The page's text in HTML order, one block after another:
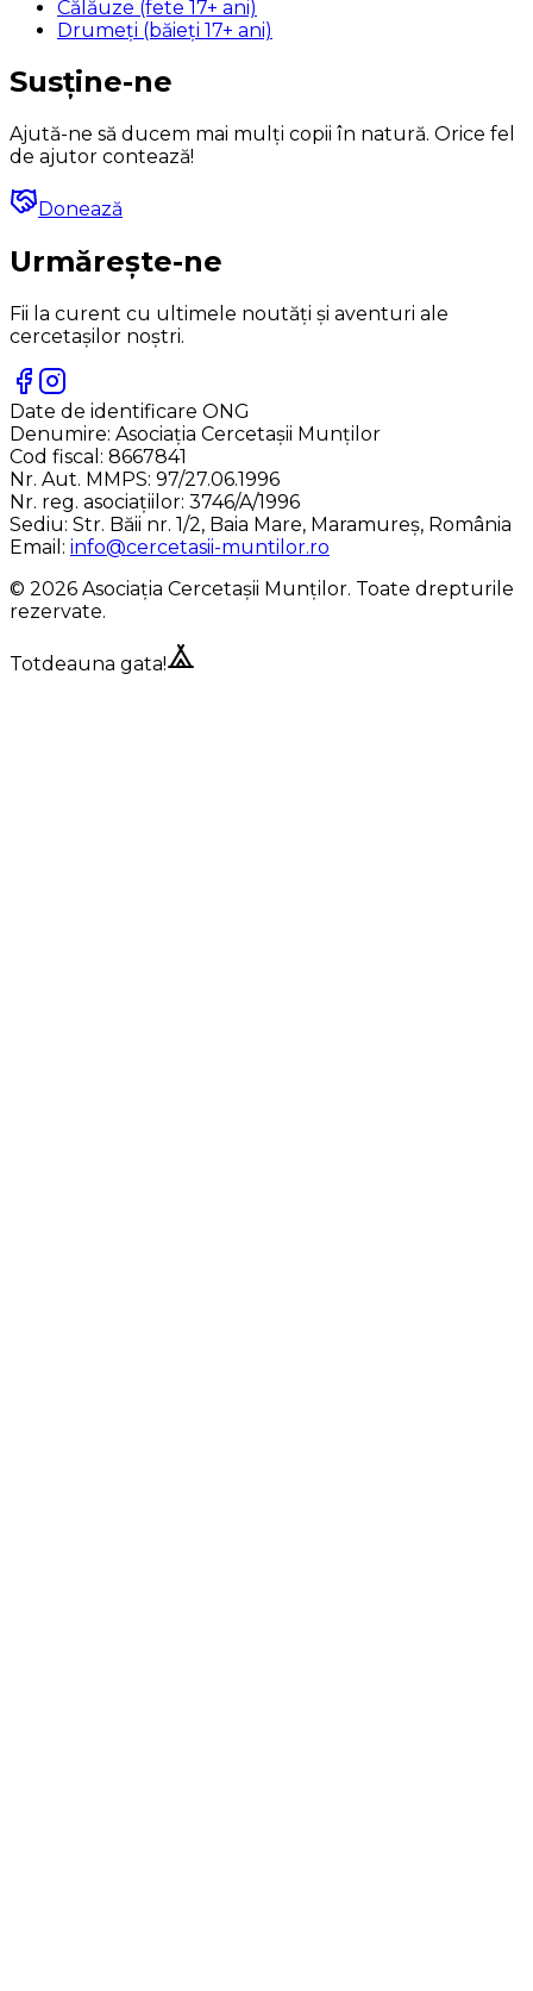
Călăuze (fete 17+ ani)
Drumeți (băieți 17+ ani)
Susține-ne
Ajută-ne să ducem mai mulți copii în natură. Orice fel
de ajutor contează!
Donează
Urmărește-ne
Fii la curent cu ultimele noutăți și aventuri ale
cercetașilor noștri.
Date de identificare ONG
Denumire: Asociația Cercetașii Munților
Cod fiscal: 8667841
Nr. Aut. MMPS: 97/27.06.1996
Nr. reg. asociațiilor: 3746/A/1996
Sediu: Str. Băii nr. 1/2, Baia Mare, Maramureș, România
Email: info@cercetasii-muntilor.ro
© 2026 Asociația Cercetașii Munților. Toate drepturile
rezervate.
Totdeauna gata!